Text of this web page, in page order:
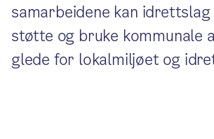
samarbeidene kan idrettslag
støtte og bruke kommunale
glede for lokalmiljøet og